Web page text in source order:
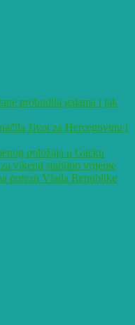
probudila galama i jak
život za Hercegovinu i
položaja u Gacku
vikend stabilno vrijeme
potezu Vlada Republike